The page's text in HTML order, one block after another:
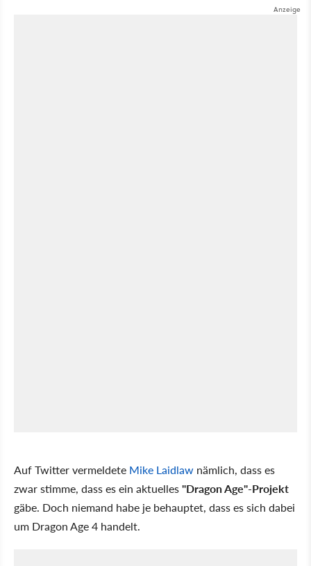
Auf Twitter vermeldete Mike Laidlaw nämlich, dass es
zwar stimme, dass es ein aktuelles"Dragon Age"-Projekt
gäbe. Doch niemand habe je behauptet, dass es sich dabei
um Dragon Age 4 handelt.